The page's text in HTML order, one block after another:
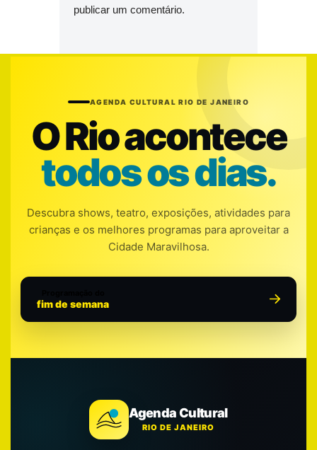
publicar um comentário.
AGENDA CULTURAL RIO DE JANEIRO
O Rio acontece
todos os dias.
Descubra shows, teatro, exposições, atividades para
crianças e os melhores programas para aproveitar a
Cidade Maravilhosa.
fim de semana
Agenda Cultural
RIO DE JANEIRO